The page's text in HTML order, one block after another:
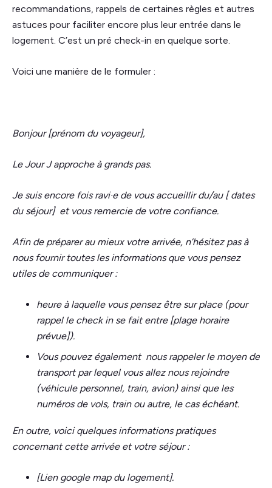
recommandations, rappels de certaines règles et autres
astuces pour faciliter encore plus leur entrée dans le
logement. C’est un pré check-in en quelque sorte.
Voici une manière de le formuler :
Bonjour [prénom du voyageur],
Le Jour J approche à grands pas.
Je suis encore fois ravi·e de vous accueillir du/au [ dates
du séjour] et vous remercie de votre confiance.
Afin de préparer au mieux votre arrivée, n’hésitez pas à
nous fournir toutes les informations que vous pensez
utiles de communiquer :
heure à laquelle vous pensez être sur place (pour
rappel le check in se fait entre [plage horaire
prévue]).
Vous pouvez également nous rappeler le moyen de
transport par lequel vous allez nous rejoindre
(véhicule personnel, train, avion) ainsi que les
numéros de vols, train ou autre, le cas échéant.
En outre, voici quelques informations pratiques
concernant cette arrivée et votre séjour :
[Lien google map du logement].